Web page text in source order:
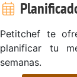
Petitchef te
planificar tu
semanas.